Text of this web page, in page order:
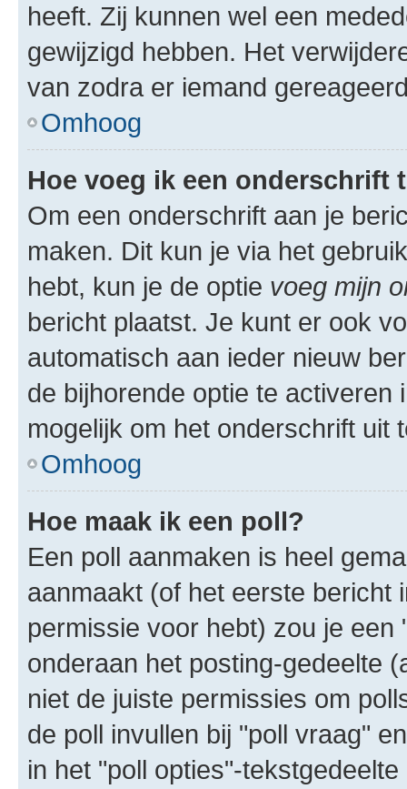
heeft. Zij kunnen wel een
gewijzigd hebben. Het
van zodra er iemand
Omhoog
Hoe voeg ik een onderschrift
Om een onderschrift aan je
maken. Dit kun je via het
hebt, kun je de optie voeg mijn
bericht plaatst. Je kunt er ook
automatisch aan ieder nieuw
de bijhorende optie te
mogelijk om het onderschrift uit
Omhoog
Hoe maak ik een poll?
Een poll aanmaken is heel
aanmaakt (of het eerste bericht
permissie voor hebt) zou je
onderaan het posting-gedeelte
niet de juiste permissies om
de poll invullen bij "poll vraag"
in het "poll opties"-